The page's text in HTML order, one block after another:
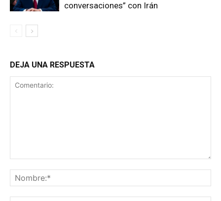
conversaciones” con Irán
DEJA UNA RESPUESTA